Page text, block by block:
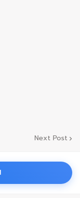
Next Post